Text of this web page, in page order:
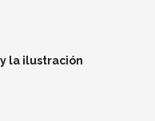
la ilustración